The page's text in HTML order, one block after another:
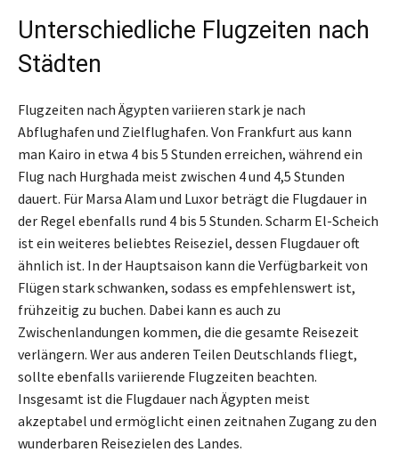
Unterschiedliche Flugzeiten nach
Städten
Flugzeiten nach Ägypten variieren stark je nach
Abflughafen und Zielflughafen. Von Frankfurt aus kann
man Kairo in etwa 4 bis 5 Stunden erreichen, während ein
Flug nach Hurghada meist zwischen 4 und 4,5 Stunden
dauert. Für Marsa Alam und Luxor beträgt die Flugdauer in
der Regel ebenfalls rund 4 bis 5 Stunden. Scharm El-Scheich
ist ein weiteres beliebtes Reiseziel, dessen Flugdauer oft
ähnlich ist. In der Hauptsaison kann die Verfügbarkeit von
Flügen stark schwanken, sodass es empfehlenswert ist,
frühzeitig zu buchen. Dabei kann es auch zu
Zwischenlandungen kommen, die die gesamte Reisezeit
verlängern. Wer aus anderen Teilen Deutschlands fliegt,
sollte ebenfalls variierende Flugzeiten beachten.
Insgesamt ist die Flugdauer nach Ägypten meist
akzeptabel und ermöglicht einen zeitnahen Zugang zu den
wunderbaren Reisezielen des Landes.